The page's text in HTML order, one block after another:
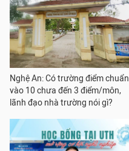
Nghệ An: Có trường điểm chuẩn
vào 10 chưa đến 3 điểm/môn,
lãnh đạo nhà trường nói gì?